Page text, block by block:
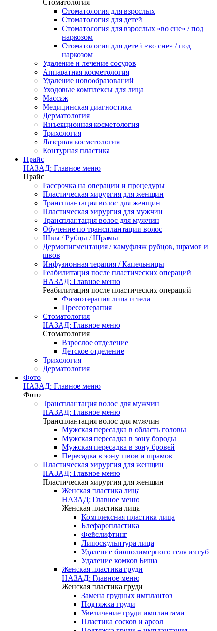
Стоматология
Стоматология для взрослых
Стоматология для детей
Стоматология для взрослых «во сне» / под
наркозом
Стоматология для детей «во сне» / под
наркозом
Удаление и лечение сосудов
Аппаратная косметология
Удаление новообразований
Уходовые комплексы для лица
Массаж
Медицинская диагностика
Дерматология
Инъекционная косметология
Трихология
Лазерная косметология
Контурная пластика
Прайс
НАЗАД: Главное меню
Прайс
Рассрочка на операции и процедуры
Пластическая хирургия для женщин
Трансплантация волос для женщин
Пластическая хирургия для мужчин
Трансплантация волос для мужчин
Обучение по трансплантации волос
Швы / Рубцы / Шрамы
Дермопигментация / камуфляж рубцов, шрамов и
швов
Инфузионная терапия / Капельницы
Реабилитация после пластических операций
НАЗАД: Главное меню
Реабилитация после пластических операций
Физиотерапия лица и тела
Прессотерапия
Стоматология
НАЗАД: Главное меню
Стоматология
Взрослое отделение
Детское отделение
Трихология
Дерматология
Фото
НАЗАД: Главное меню
Фото
Трансплантация волос для мужчин
НАЗАД: Главное меню
Трансплантация волос для мужчин
Мужская пересадка в область головы
Мужская пересадка в зону бороды
Мужская пересадка в зону бровей
Пересадка в зону швов и шрамов
Пластическая хирургия для женщин
НАЗАД: Главное меню
Пластическая хирургия для женщин
Женская пластика лица
НАЗАД: Главное меню
Женская пластика лица
Комплексная пластика лица
Блефаропластика
Фейслифтинг
Липоскульптура лица
Удаление биополимерного геля из губ
Удаление комков Биша
Женская пластика груди
НАЗАД: Главное меню
Женская пластика груди
Замена грудных имплантов
Подтяжка груди
Увеличение груди имплантами
Пластика сосков и ареол